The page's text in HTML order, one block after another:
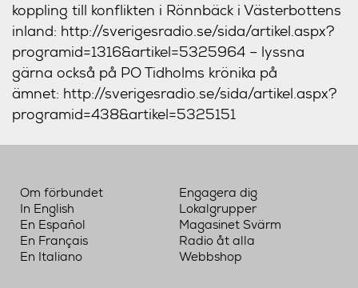
koppling till konflikten i Rönnbäck i Västerbottens
inland: http://sverigesradio.se/sida/artikel.aspx?
programid=1316&artikel=5325964 – lyssna
gärna också på PO Tidholms krönika på
ämnet: http://sverigesradio.se/sida/artikel.aspx?
programid=438&artikel=5325151
Om förbundet
In English
En Español
En Français
En Italiano
Engagera dig
Lokalgrupper
Magasinet Svärm
Radio åt alla
Webbshop